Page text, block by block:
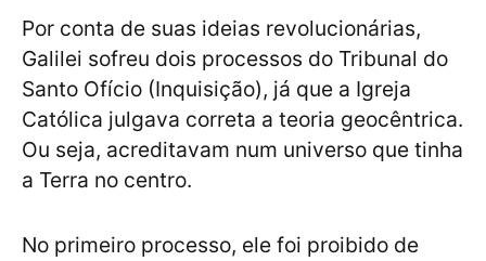
Por conta de suas ideias revolucionárias,
Galilei sofreu dois processos do Tribunal do
Santo Ofício (Inquisição), já que a Igreja
Católica julgava correta a teoria geocêntrica.
Ou seja, acreditavam num universo que tinha
a Terra no centro.
No primeiro processo, ele foi proibido de